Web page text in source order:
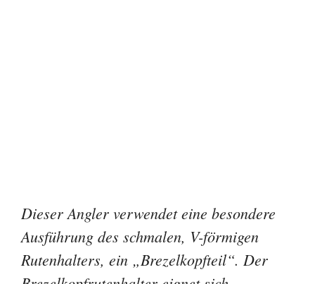
Kaufberatung: Den
richtigen Rutenhalter